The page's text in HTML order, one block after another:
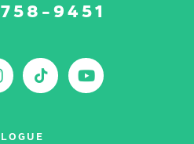
9451
TikTok